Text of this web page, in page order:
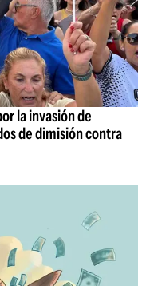
la invasión de
de dimisión contra